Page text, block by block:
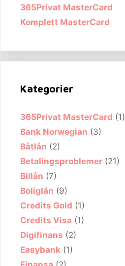
365Privat MasterCard
Komplett MasterCard
Kategorier
365Privat MasterCard (1)
Bank Norwegian (3)
Båtlån (2)
Betalingsproblemer (21)
Billån (7)
Boliglån (9)
Credits Gold (1)
Credits Visa (1)
Digifinans (2)
Easybank (1)